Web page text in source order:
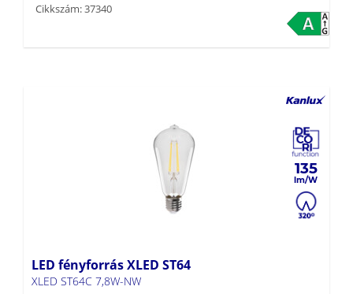
Cikkszám: 37340
135
LED fényforrás XLED ST64
XLED ST64C 7,8W-NW